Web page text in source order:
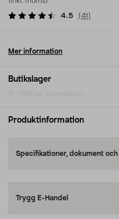
4.5 (41 )
Butikslager
Mer information
Produktinformation
Specifikationer, dokument
Trygg E-Handel